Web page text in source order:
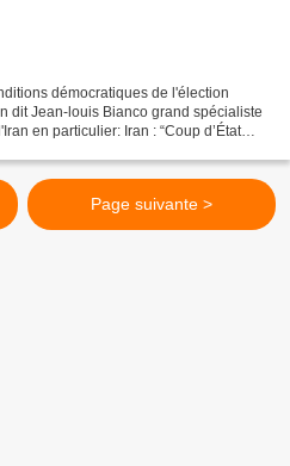
démocratiques de l'élection
dit Jean-louis Bianco grand spécialiste
en particulier: Iran : “Coup d’État
Page suivante >